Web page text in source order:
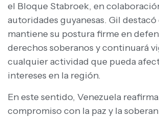
el Bloque Stabroek, en
autoridades guyanesas. Gil
mantiene su postura firme en
derechos soberanos y continuará
cualquier actividad que pueda
intereses en la región.
En este sentido, Venezuela
compromiso con la paz y la